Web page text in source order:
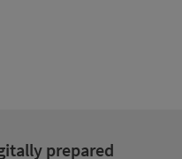
prepared